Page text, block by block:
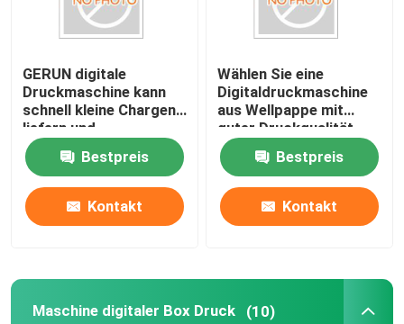
GERUN digitale
Druckmaschine kann
schnell kleine Chargen
liefern und
personalisierte,
maßgeschneiderte
Verpackungen drucken
Bestpreis
Kontakt
Wählen Sie eine
Digitaldruckmaschine
aus Wellpappe mit
guter Druckqualität
und hoher
Druckgeschwindigkeit
und natürlich Gerium.
Bestpreis
Kontakt
Maschine digitaler Box Druck (10)